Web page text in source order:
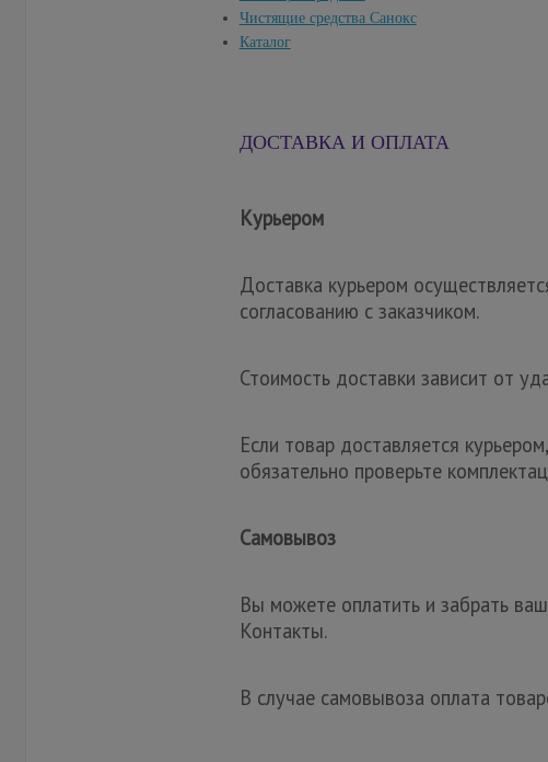
Чистящие средства Санокс
Каталог
ДОСТАВКА И ОПЛАТА
Курьером
Доставка курьером
согласованию с заказчиком.
Стоимость доставки зависит от
Если товар доставляется
обязательно проверьте
Самовывоз
Вы можете оплатить и забрать
Контакты.
В случае самовывоза оплата